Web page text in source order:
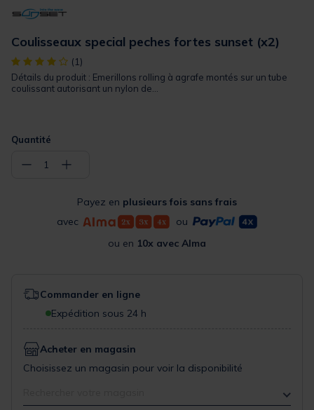
Coulisseaux special peches fortes sunset (x2)
[object Object] out of 5 Customer Rating
(1)
Détails du produit : Emerillons rolling à agrafe montés sur un tube
coulissant autorisant un nylon de...
Quantité
− 1 +
Payez en plusieurs fois sans frais
avec
ou
ou en 10x avec Alma
Commander en ligne
Expédition sous 24 h
Acheter en magasin
Choisissez un magasin pour voir la disponibilité